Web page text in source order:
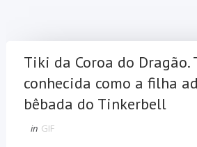
Tiki da Coroa do Dragão.
conhecida como a filha
bêbada do Tinkerbell
in GIF